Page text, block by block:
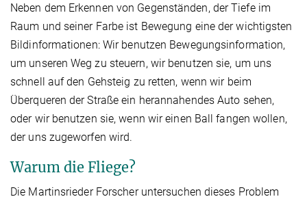
Neben dem Erkennen von Gegenständen, der Tiefe im
Raum und seiner Farbe ist Bewegung eine der wichtigsten
Bildinformationen: Wir benutzen Bewegungsinformation,
um unseren Weg zu steuern, wir benutzen sie, um uns
schnell auf den Gehsteig zu retten, wenn wir beim
Überqueren der Straße ein herannahendes Auto sehen,
oder wir benutzen sie, wenn wir einen Ball fangen wollen,
der uns zugeworfen wird.
Warum die Fliege?
Die Martinsrieder Forscher untersuchen dieses Problem